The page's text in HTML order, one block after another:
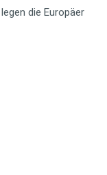
die Europäer